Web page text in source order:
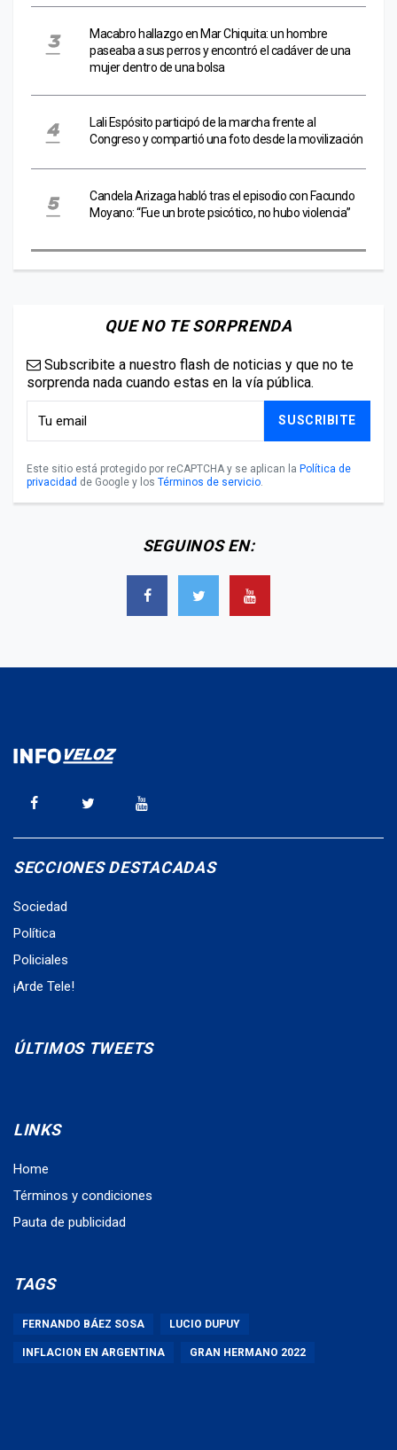
Macabro hallazgo en Mar Chiquita: un hombre
paseaba a sus perros y encontró el cadáver de una
mujer dentro de una bolsa
Lali Espósito participó de la marcha frente al
Congreso y compartió una foto desde la movilización
Candela Arizaga habló tras el episodio con Facundo
Moyano: “Fue un brote psicótico, no hubo violencia”
QUE NO TE SORPRENDA
Subscribite a nuestro flash de noticias y que no te
sorprenda nada cuando estas en la vía pública.
SUSCRIBITE
Este sitio está protegido por reCAPTCHA y se aplican la Política de
privacidad de Google y los Términos de servicio.
SEGUINOS EN:
SECCIONES DESTACADAS
Sociedad
Política
Policiales
¡Arde Tele!
ÚLTIMOS TWEETS
LINKS
Home
Términos y condiciones
Pauta de publicidad
TAGS
FERNANDO BÁEZ SOSA LUCIO DUPUY
INFLACION EN ARGENTINA GRAN HERMANO 2022